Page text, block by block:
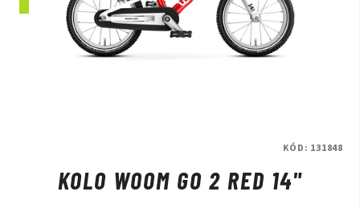
Woom Praha - DR SPORT je jedním z vybraných prodejců kol
značky Woom.Přijďte nás navštívit a na kola se osobně podívat
KOLO WOOM GO 2 RED 14"
KÓD: 131848